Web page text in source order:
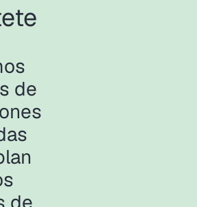
de
de